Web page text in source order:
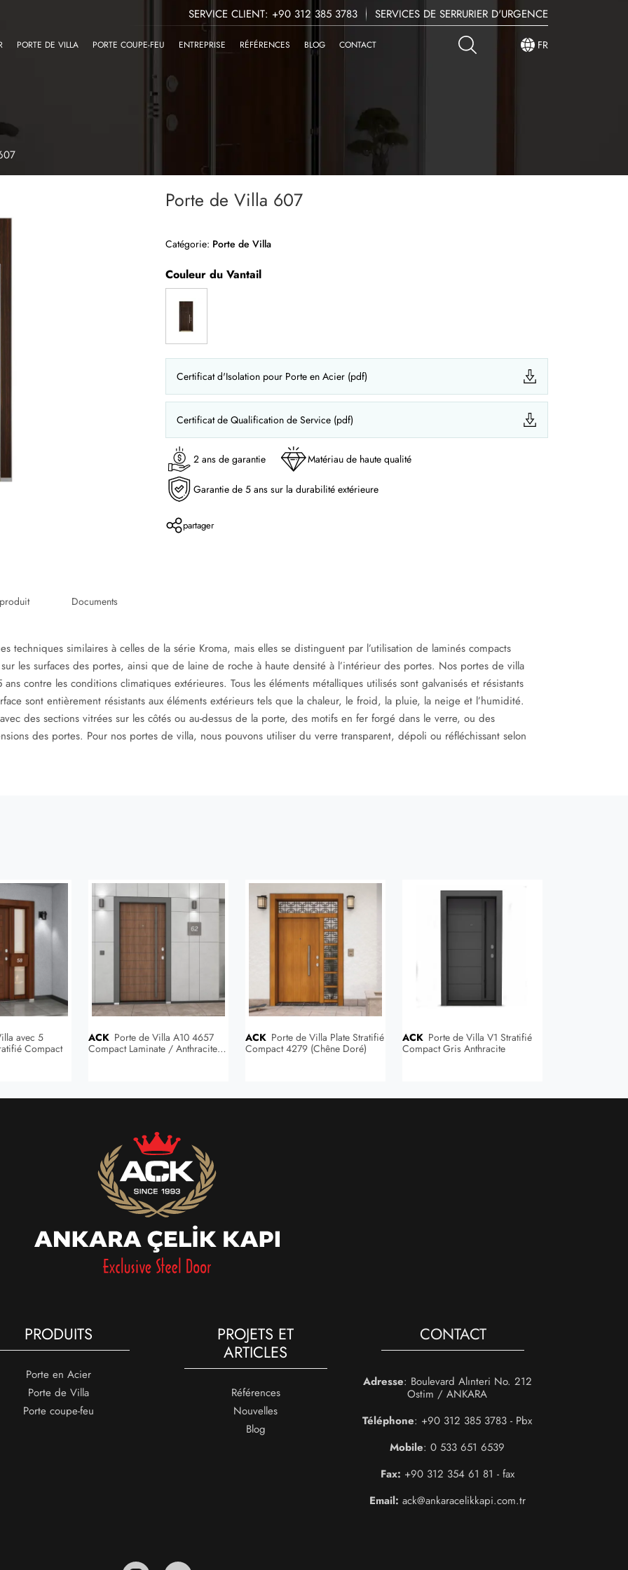
SERVICE CLIENT: +90 312 385 3783 SERVICES DE SERRURIER D'URGENCE
PORTE DE VILLA PORTE COUPE-FEU ENTREPRISE RÉFÉRENCES BLOG CONTACT FR
Porte de Villa 607
Catégorie: Porte de Villa
Couleur du Vantail
Certificat d'Isolation pour Porte en Acier (pdf)
Certificat de Qualification de Service (pdf)
2 ans de garantie Matériau de haute qualité
Garantie de 5 ans sur la durabilité extérieure
partager
Documents
techniques similaires à celles de la série Kroma, mais elles se distinguent par l’utilisation de laminés compacts
les surfaces des portes, ainsi que de laine de roche à haute densité à l’intérieur des portes. Nos portes de villa
contre les conditions climatiques extérieures. Tous les éléments métalliques utilisés sont galvanisés et résistants
sont entièrement résistants aux éléments extérieurs tels que la chaleur, le froid, la pluie, la neige et l’humidité.
des sections vitrées sur les côtés ou au-dessus de la porte, des motifs en fer forgé dans le verre, ou des
des portes. Pour nos portes de villa, nous pouvons utiliser du verre transparent, dépoli ou réfléchissant selon
Compact
ACK
Compact Laminate / Anthracite
ACK
Compact 4279 (Chêne Doré)
ACK
Compact Gris Anthracite
PRODUITS
Porte en Acier
Porte de Villa
Porte coupe-feu
PROJETS ET
ARTICLES
Références
Nouvelles
Blog
CONTACT
Adresse: Boulevard Alınteri No. 212
Ostim / ANKARA
Téléphone: +90 312 385 3783 - Pbx
Mobile: 0 533 651 6539
Fax: +90 312 354 61 81 - fax
Email: ack@ankaracelikkapi.com.tr